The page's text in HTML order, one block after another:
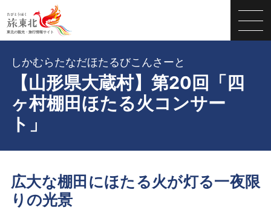
【山形県大蔵村】第20回「四
ヶ村棚田ほたる火コンサー
ト」
しかむらたなだほたるびこんさーと
広大な棚田にほたる火が灯る一夜限
りの光景